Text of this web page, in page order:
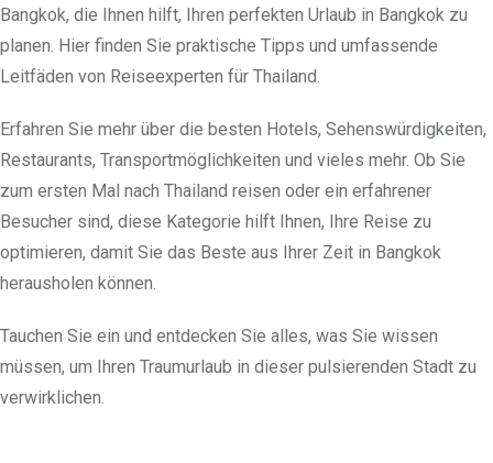
Bangkok, die Ihnen hilft, Ihren perfekten Urlaub in Bangkok zu
planen. Hier finden Sie praktische Tipps und umfassende
Leitfäden von Reiseexperten für Thailand.
Erfahren Sie mehr über die besten Hotels, Sehenswürdigkeiten,
Restaurants, Transportmöglichkeiten und vieles mehr. Ob Sie
zum ersten Mal nach Thailand reisen oder ein erfahrener
Besucher sind, diese Kategorie hilft Ihnen, Ihre Reise zu
optimieren, damit Sie das Beste aus Ihrer Zeit in Bangkok
herausholen können.
Tauchen Sie ein und entdecken Sie alles, was Sie wissen
müssen, um Ihren Traumurlaub in dieser pulsierenden Stadt zu
verwirklichen.